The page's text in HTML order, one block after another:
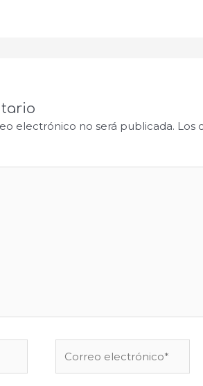
electrónico no será publicada. Los
electrónico*